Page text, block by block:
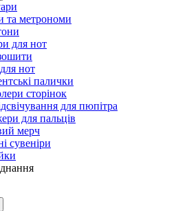
та метрономи
для нот
нот
палички
сторінок
для пюпітра
для пальців
мерч
сувеніри